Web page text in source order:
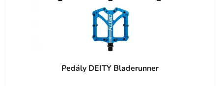
Pedály DEITY Bladerunner